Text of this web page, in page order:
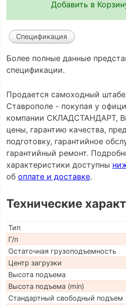
Добавить в
Спецификация
Более полные данные
спецификации.
Продается самоходный
Ставрополе - покупая у
компании СКЛАДСТАНДАРТ,
цены, гарантию качества,
подготовку, гарантийное
гарантийный ремонт.
характеристики доступны
об оплате и доставке.
Технические
Тип
Г/п
Остаточная грузоподъемность
Центр загрузки
Высота подъема
Высота подъема (min)
Стандартный свободный подъем